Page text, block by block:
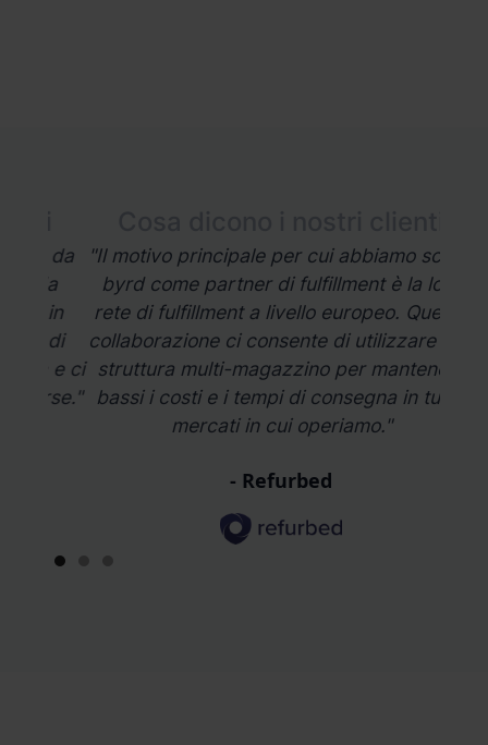
"Il motivo principale per cui abbiamo scelto
byrd come partner di fulfillment è la loro
rete di fulfillment a livello europeo. Questa
collaborazione ci consente di utilizzare una
struttura multi-magazzino per mantenere
bassi i costi e i tempi di consegna in tutti i
mercati in cui operiamo."
- Refurbed
Slide 1 of 3.